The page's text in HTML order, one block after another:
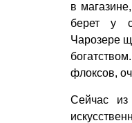
в
берет у
Чарозере
флоксов,
Сейчас из